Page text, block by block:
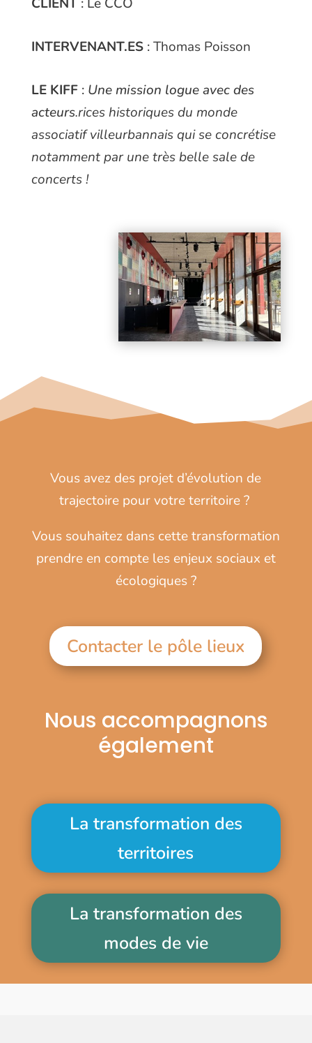
CLIENT : Le CCO
INTERVENANT.ES:Thomas Poisson
LE KIFF: Une mission logue avec des
acteurs.rices historiques du monde
associatif villeurbannais qui se concrétise
notamment par une très belle sale de
concerts !
Vous avez des projet d’évolution de
trajectoire pour votre territoire ?
Vous souhaitez dans cette transformation
prendre en compte les enjeux sociaux et
écologiques ?
Contacter le pôle lieux
Nous accompagnons
également
La transformation des
territoires
La transformation des
modes de vie